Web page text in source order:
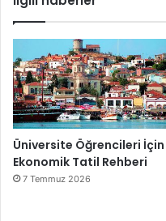
Üniversite Öğrencileri İçin
Ekonomik Tatil Rehberi
7 Temmuz 2026